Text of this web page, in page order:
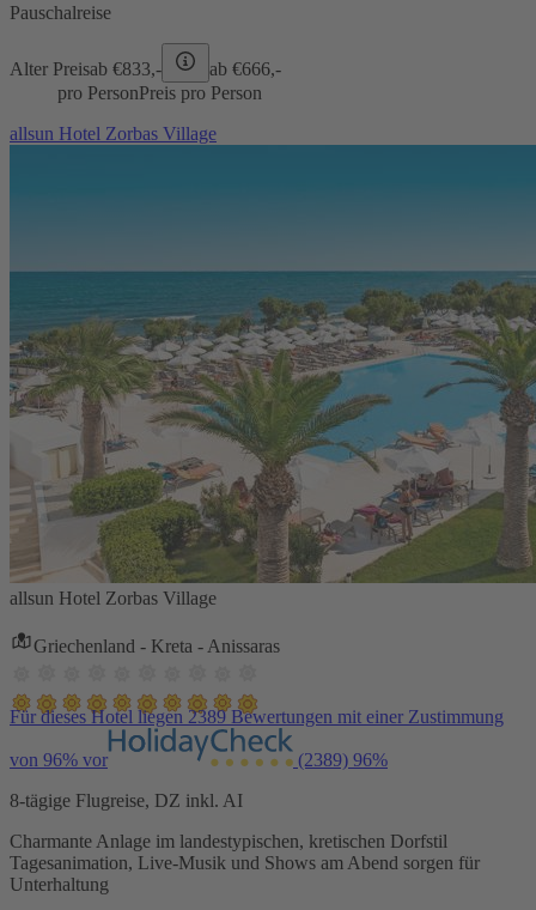
Pauschalreise
Alter Preisab €833,- ab €666,-
pro PersonPreis pro Person
allsun Hotel Zorbas Village
allsun Hotel Zorbas Village
Griechenland - Kreta - Anissaras
Für dieses Hotel liegen 2389 Bewertungen mit einer Zustimmung
von 96% vor (2389) 96%
8-tägige Flugreise, DZ inkl. AI
Charmante Anlage im landestypischen, kretischen Dorfstil
Tagesanimation, Live-Musik und Shows am Abend sorgen für
Unterhaltung